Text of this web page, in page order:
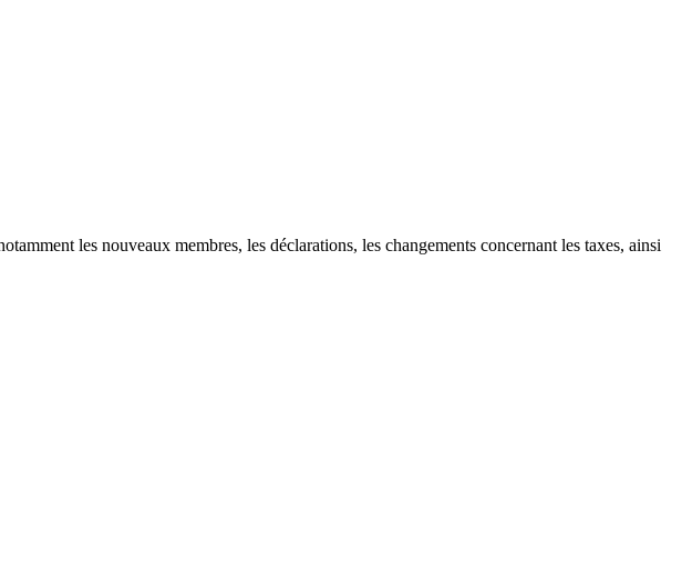
les nouveaux membres, les déclarations, les changements concernant les taxes, ainsi